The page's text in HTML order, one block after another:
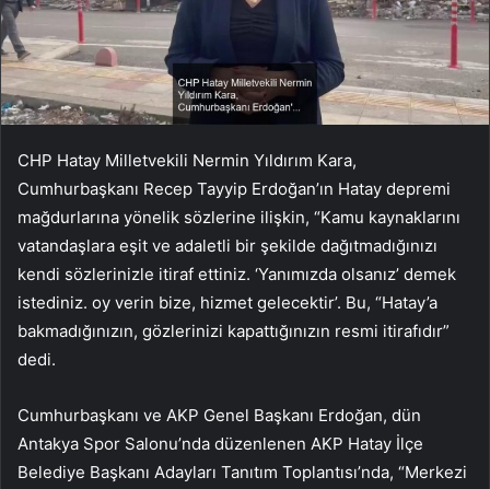
CHP Hatay Milletvekili Nermin Yıldırım Kara,
Cumhurbaşkanı Recep Tayyip Erdoğan’ın Hatay depremi
mağdurlarına yönelik sözlerine ilişkin, “Kamu kaynaklarını
vatandaşlara eşit ve adaletli bir şekilde dağıtmadığınızı
kendi sözlerinizle itiraf ettiniz. ‘Yanımızda olsanız’ demek
istediniz. oy verin bize, hizmet gelecektir’. Bu, “Hatay’a
bakmadığınızın, gözlerinizi kapattığınızın resmi itirafıdır”
dedi.
Cumhurbaşkanı ve AKP Genel Başkanı Erdoğan, dün
Antakya Spor Salonu’nda düzenlenen AKP Hatay İlçe
Belediye Başkanı Adayları Tanıtım Toplantısı’nda, “Merkezi